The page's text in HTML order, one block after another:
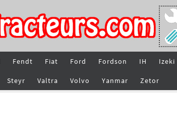
Fendt Fiat Ford Fordson IH Izeki
Steyr Valtra Volvo Yanmar Zetor